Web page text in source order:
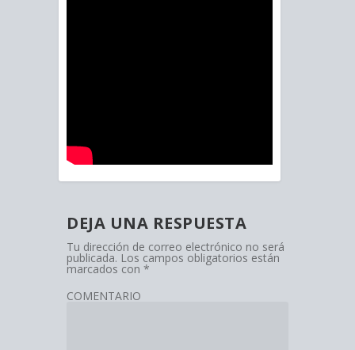
DEJA UNA RESPUESTA
Tu dirección de correo electrónico no será
publicada. Los campos obligatorios están
marcados con *
COMENTARIO